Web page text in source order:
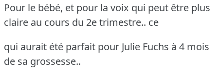
Pour le bébé, et pour la voix qui peut être plus
claire au cours du 2e trimestre.. ce
qui aurait été parfait pour Julie Fuchs à 4 mois
de sa grossesse..